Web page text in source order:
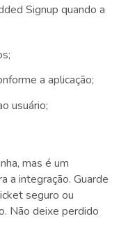
Signup quando a
a aplicação;
usuário;
mas é um
a integração. Guarde
seguro ou
Não deixe perdido